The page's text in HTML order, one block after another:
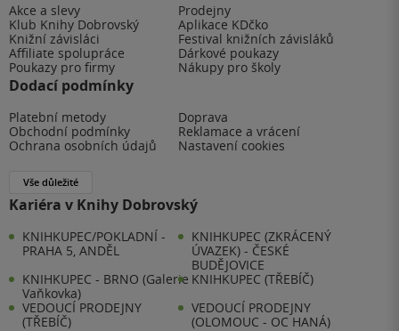
Akce a slevy
Prodejny
Klub Knihy Dobrovský
Aplikace KDčko
Knižní závisláci
Festival knižních závisláků
Affiliate spolupráce
Dárkové poukazy
Poukazy pro firmy
Nákupy pro školy
Dodací podmínky
Platební metody
Doprava
Obchodní podmínky
Reklamace a vrácení
Ochrana osobních údajů
Nastavení cookies
Vše důležité
Kariéra v Knihy Dobrovský
KNIHKUPEC/POKLADNÍ -
PRAHA 5, ANDĚL
KNIHKUPEC (ZKRÁCENÝ
ÚVAZEK) - ČESKÉ
BUDĚJOVICE
KNIHKUPEC - BRNO (Galerie
Vaňkovka)
KNIHKUPEC (TŘEBÍČ)
VEDOUCÍ PRODEJNY
(TŘEBÍČ)
VEDOUCÍ PRODEJNY
(OLOMOUC - OC HANÁ)